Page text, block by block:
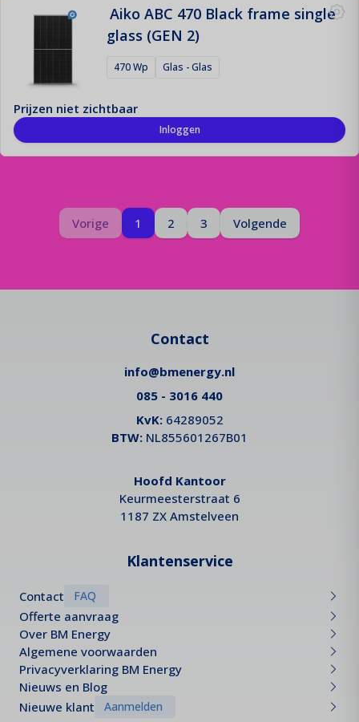
Aiko ABC 470 Black frame single
glass (GEN 2)
470 Wp Glas - Glas
Prijzen niet zichtbaar
Inloggen
Vorige
Pagina Je bent op pagina
1 2 3 Volgende
Pagina
Contact
info@bmenergy.nl
085 - 3016 440
KvK:64289052
BTW: NL855601267B01
Hoofd Kantoor
Keurmeesterstraat 6
1187 ZX Amstelveen
Klantenservice
Contact FAQ
Offerte aanvraag
Over BM Energy
Algemene voorwaarden
Privacyverklaring BM Energy
Nieuws en Blog
Nieuwe klant
Aanmelden